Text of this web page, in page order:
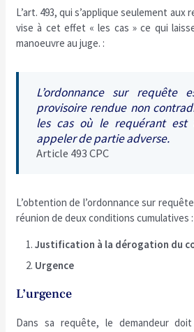
L’art. 493, qui s’applique seulement aux
vise à cet effet « les cas » ce qui
manoeuvre au juge. :
L’ordonnance sur requête
provisoire rendue non
les cas où le requérant
appeler de partie adverse.
Article 493 CPC
L’obtention de l’ordonnance sur
réunion de deux conditions cumulatives :
Justification à la dérogation du
Urgence
L’urgence
Dans sa requête, le demandeur